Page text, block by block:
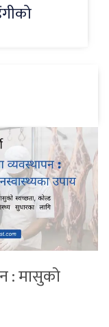
: मासुको